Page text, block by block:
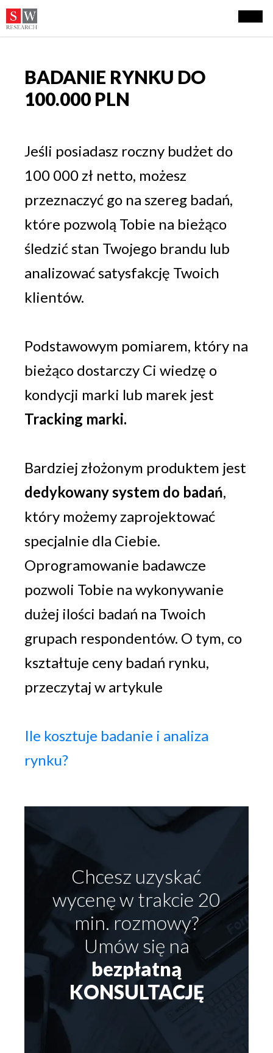
BADANIE RYNKU DO
100.000 PLN
Jeśli posiadasz roczny budżet do
100 000 zł netto, możesz
przeznaczyć go na szereg badań,
które pozwolą Tobie na bieżąco
śledzić stan Twojego brandu lub
analizować satysfakcję Twoich
klientów.
Podstawowym pomiarem, który na
bieżąco dostarczy Ci wiedzę o
kondycji marki lub marek jest
Tracking marki.
Bardziej złożonym produktem jest
dedykowany system do badań,
który możemy zaprojektować
specjalnie dla Ciebie.
Oprogramowanie badawcze
pozwoli Tobie na wykonywanie
dużej ilości badań na Twoich
grupach respondentów. O tym, co
kształtuje ceny badań rynku,
przeczytaj w artykule
Ile kosztuje badanie i analiza
rynku?
Chcesz uzyskać
wycenę w trakcie 20
min. rozmowy?
Umów się na
bezpłatną
KONSULTACJĘ